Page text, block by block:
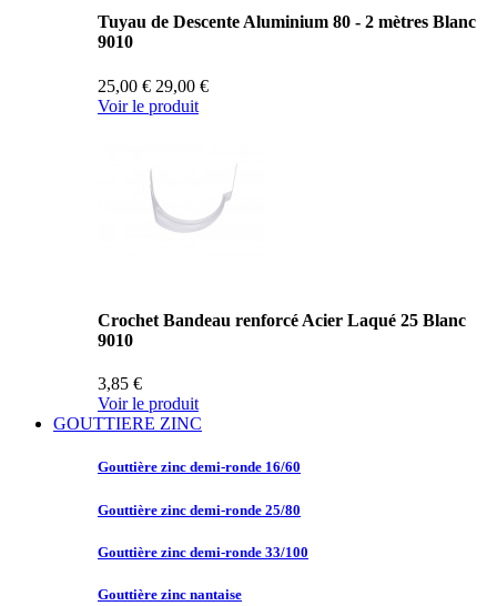
Tuyau de Descente Aluminium 80 - 2 mètres Blanc
9010
25,00 € 29,00 €
Voir le produit
Crochet Bandeau renforcé Acier Laqué 25 Blanc
9010
3,85 €
Voir le produit
GOUTTIERE ZINC
Gouttière zinc demi-ronde 16/60
Gouttière zinc demi-ronde 25/80
Gouttière zinc demi-ronde 33/100
Gouttière zinc nantaise